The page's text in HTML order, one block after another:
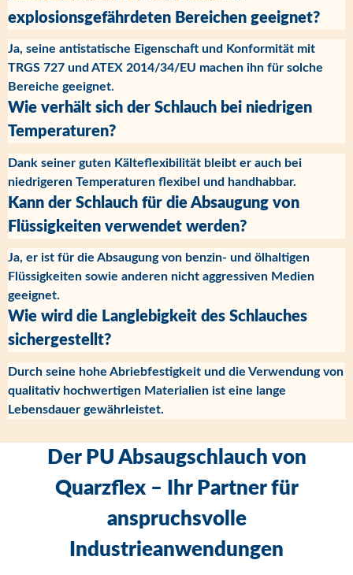
explosionsgefährdeten Bereichen geeignet?
Ja, seine antistatische Eigenschaft und Konformität mit
TRGS 727 und ATEX 2014/34/EU machen ihn für solche
Bereiche geeignet.
Wie verhält sich der Schlauch bei niedrigen
Temperaturen?
Dank seiner guten Kälteflexibilität bleibt er auch bei
niedrigeren Temperaturen flexibel und handhabbar.
Kann der Schlauch für die Absaugung von
Flüssigkeiten verwendet werden?
Ja, er ist für die Absaugung von benzin- und ölhaltigen
Flüssigkeiten sowie anderen nicht aggressiven Medien
geeignet.
Wie wird die Langlebigkeit des Schlauches
sichergestellt?
Durch seine hohe Abriebfestigkeit und die Verwendung von
qualitativ hochwertigen Materialien ist eine lange
Lebensdauer gewährleistet.
Der PU Absaugschlauch von
Quarzflex – Ihr Partner für
anspruchsvolle
Industrieanwendungen